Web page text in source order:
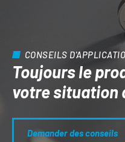
CONSEILS
Toujours le
votre situation
Demander des conseils